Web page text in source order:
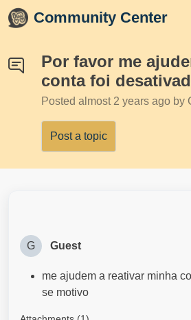
Skip to main content
Community Center
Por favor me
conta foi
Posted almost 2 years ago by
Post a topic
G Guest
me ajudem a reativar minha
se motivo